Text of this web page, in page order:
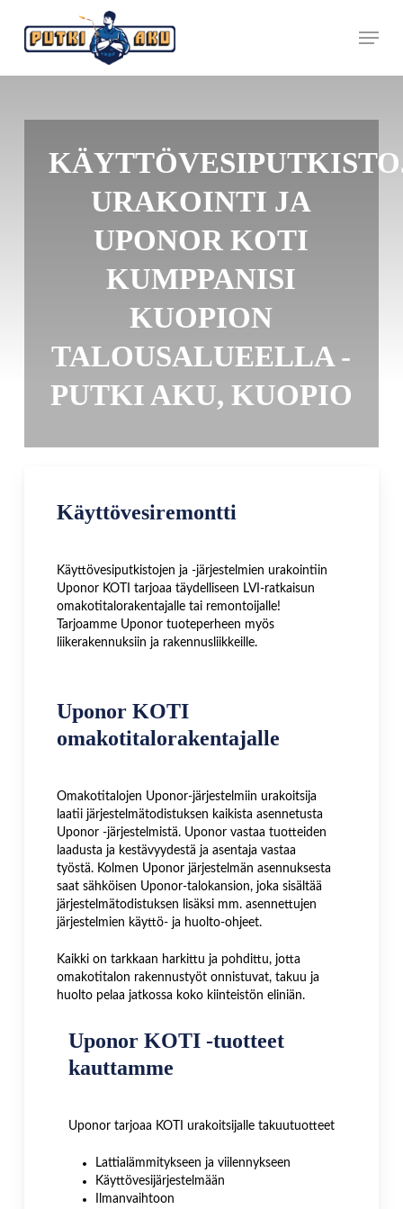
Menu
URAKOINTI JA
UPONOR KOTI
KUMPPANISI
KUOPION
TALOUSALUEELLA -
PUTKI AKU, KUOPIO
Käyttövesiremontti
Käyttövesiputkistojen ja -järjestelmien urakointiin
Uponor KOTI tarjoaa täydelliseen LVI-ratkaisun
omakotitalorakentajalle tai remontoijalle!
Tarjoamme Uponor tuoteperheen myös
liikerakennuksiin ja rakennusliikkeille.
Uponor KOTI
omakotitalorakentajalle
Omakotitalojen Uponor-järjestelmiin urakoitsija
laatii järjestelmätodistuksen kaikista asennetusta
Uponor -järjestelmistä. Uponor vastaa tuotteiden
laadusta ja kestävyydestä ja asentaja vastaa
työstä. Kolmen Uponor järjestelmän asennuksesta
saat sähköisen Uponor-talokansion, joka sisältää
järjestelmätodistuksen lisäksi mm. asennettujen
järjestelmien käyttö- ja huolto-ohjeet.
Kaikki on tarkkaan harkittu ja pohdittu, jotta
omakotitalon rakennustyöt onnistuvat, takuu ja
huolto pelaa jatkossa koko kiinteistön eliniän.
Uponor KOTI -tuotteet
kauttamme
Uponor tarjoaa KOTI urakoitsijalle takuutuotteet
Lattialämmitykseen ja viilennykseen
Käyttövesijärjestelmään
Ilmanvaihtoon